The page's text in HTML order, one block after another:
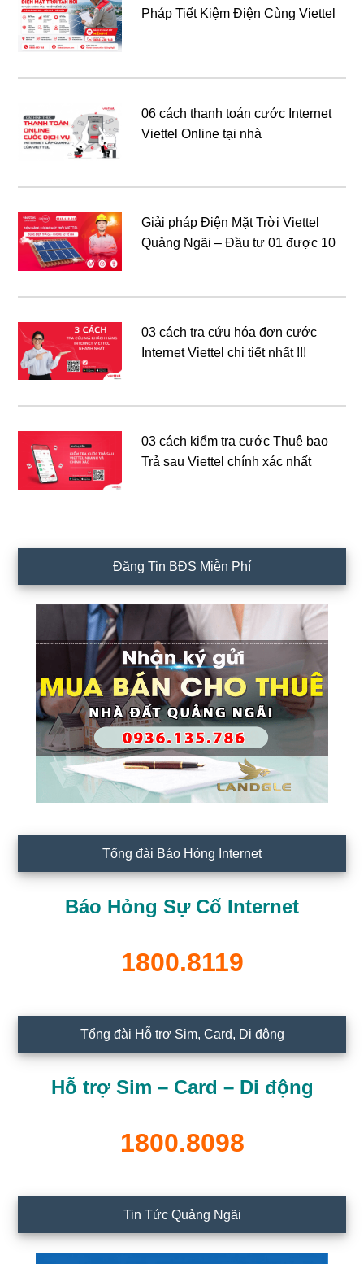
Pháp Tiết Kiệm Điện Cùng Viettel
06 cách thanh toán cước Internet
Viettel Online tại nhà
Giải pháp Điện Mặt Trời Viettel
Quảng Ngãi – Đầu tư 01 được 10
03 cách tra cứu hóa đơn cước
Internet Viettel chi tiết nhất !!!
03 cách kiểm tra cước Thuê bao
Trả sau Viettel chính xác nhất
Đăng Tin BĐS Miễn Phí
Tổng đài Báo Hỏng Internet
Báo Hỏng Sự Cố Internet
1800.8119
Tổng đài Hỗ trợ Sim, Card, Di động
Hỗ trợ Sim – Card – Di động
1800.8098
Tin Tức Quảng Ngãi